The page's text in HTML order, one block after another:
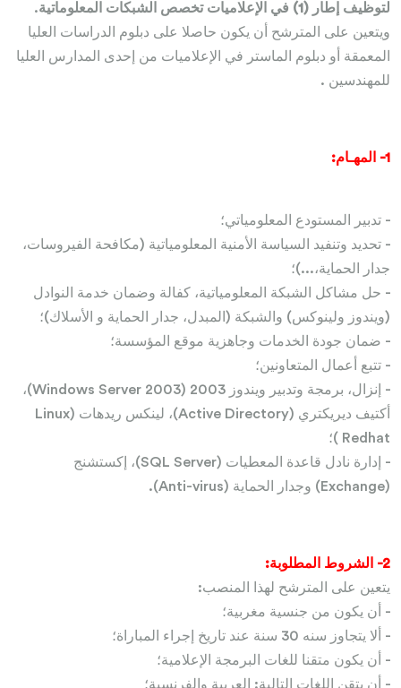
لتوظيف إطار (1) في الإعلاميات تخصص الشبكات المعلوماتية
.
ويتعين على المترشح أن يكون حاصلا على دبلوم الدراسات العليا
المعمقة أو دبلوم الماستر في الإعلاميات من إحدى المدارس العليا
للمهندسين .
1- المهـام:
- تدبير المستودع المعلومياتي؛
- تحديد وتنفيد السياسة الأمنية المعلومياتية (مكافحة الفيروسات،
جدار الحماية،...)؛
- حل مشاكل الشبكة المعلومياتية، كفالة وضمان خدمة النوادل
(ويندوز ولينوكس) والشبكة (المبدل، جدار الحماية و الأسلاك)؛
- ضمان جودة الخدمات وجاهزية موقع المؤسسة؛
- تتبع أعمال المتعاونين؛
- إنزال، برمجة وتدبير ويندوز 2003 (Windows Server 2003)،
أكتيف ديريكتري (Active Directory)، لينكس ريدهات (Linux
Redhat )؛
- إدارة نادل قاعدة المعطيات (SQL Server)، إكستشنج
(Exchange) وجدار الحماية (Anti-virus).
2- الشروط المطلوبة:
يتعين على المترشح لهذا المنصب:
- أن يكون من جنسية مغربية؛
- ألا يتجاوز سنه 30 سنة عند تاريخ إجراء المباراة؛
- أن يكون متقنا للغات البرمجة الإعلامية؛
- أن يتقن اللغات التالية: العربية والفرنسية؛